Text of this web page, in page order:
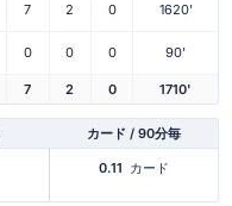
7 2 0 1620'
0 0 0 90'
7 2 0 1710'
カード / 90分毎
0.11 カード